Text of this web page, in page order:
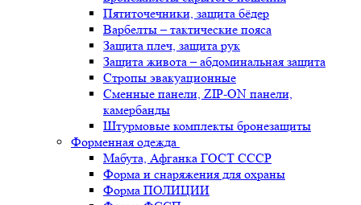
Пятиточечники, защита бёдер
Варбелты – тактические пояса
Защита плеч, защита рук
Защита живота – абдоминальная защита
Стропы эвакуационные
Сменные панели, ZIP-ON панели,
камербанды
Штурмовые комплекты бронезащиты
Форменная одежда
Мабута, Афганка ГОСТ СССР
Форма и снаряжения для охраны
Форма ПОЛИЦИИ